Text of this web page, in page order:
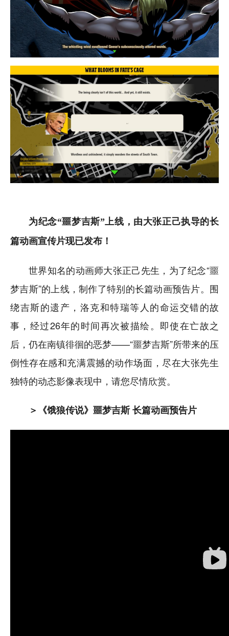
为纪念“噩梦吉斯”上线，由大张正己执导的长
篇动画宣传片现已发布！
世界知名的动画师大张正己先生，为了纪念“噩
梦吉斯”的上线，制作了特别的长篇动画预告片。围
绕吉斯的遗产，洛克和特瑞等人的命运交错的故
事，经过26年的时间再次被描绘。即使在亡故之
后，仍在南镇徘徊的恶梦——“噩梦吉斯”所带来的压
倒性存在感和充满震撼的动作场面，尽在大张先生
独特的动态影像表现中，请您尽情欣赏。
＞《饿狼传说》噩梦吉斯 长篇动画预告片